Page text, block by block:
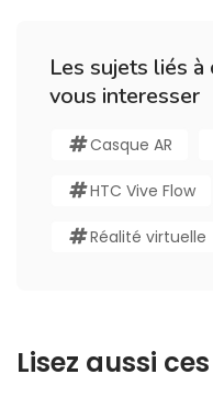
Les sujets liés
vous interesser
Casque AR
HTC Vive Flow
Réalité virtuelle
Lisez aussi